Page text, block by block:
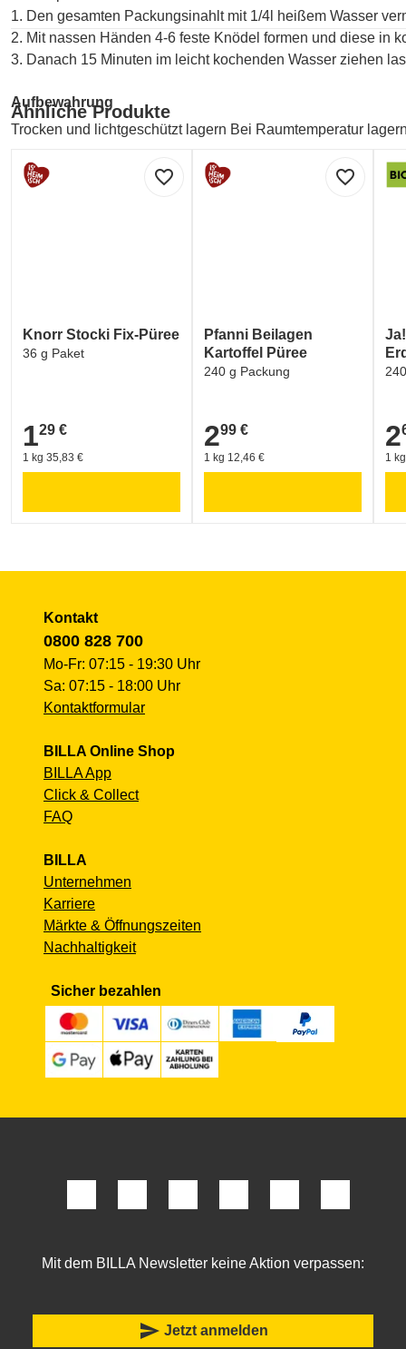
1. Den gesamten Packungsinahlt mit 1/4l heißem Wasser
2. Mit nassen Händen 4-6 feste Knödel formen und diese in
3. Danach 15 Minuten im leicht kochenden Wasser ziehen
Aufbewahrung
Trocken und lichtgeschützt lagern Bei Raumtemperatur
Abmessungen
Billa AG, IZ NÖ Süd, Straße 3, Objekt 16, 2355 Wr. Neudorf
Billa AG, IZ NÖ Süd, Straße 3, Objekt 16, 2355 Wr. Neudorf
kundenservice@billa.at
0800 828 700
Ähnliche Produkte
favorite_border
Knorr Stocki Fix-Püree
36 g Paket
1,29 €
129 €
1 kg 35,83 €
favorite_border
Pfanni Beilagen
Kartoffel Püree
240 g Packung
2,99 €
299 €
1 kg 12,46 €
2
1
Kontakt
0800 828 700
Mo-Fr: 07:15 - 19:30 Uhr
Sa: 07:15 - 18:00 Uhr
Kontaktformular
BILLA Online Shop
BILLA App
Click & Collect
FAQ
BILLA
Unternehmen
Karriere
Märkte & Öffnungszeiten
Nachhaltigkeit
Sicher bezahlen
Mit dem BILLA Newsletter keine Aktion verpassen:
send Jetzt anmelden